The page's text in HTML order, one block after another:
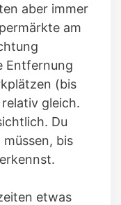
aber immer
am
Entfernung
(bis
gleich.
Du
bis
etwas